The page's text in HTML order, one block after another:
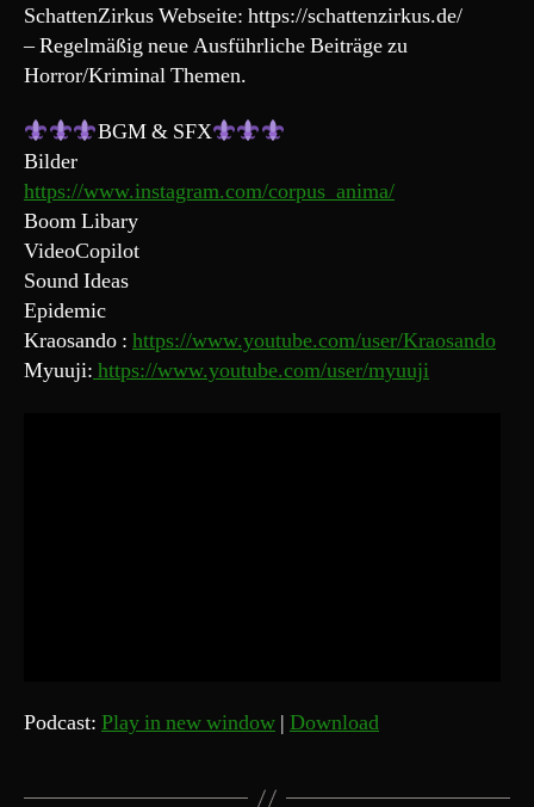
SchattenZirkus Webseite: https://schattenzirkus.de/
– Regelmäßig neue Ausführliche Beiträge zu
Horror/Kriminal Themen.
BGM & SFX
Bilder
https://www.instagram.com/corpus_anima/
Boom Libary
VideoCopilot
Sound Ideas
Epidemic
Kraosando : https://www.youtube.com/user/Kraosando
Myuuji: https://www.youtube.com/user/myuuji
Podcast: Play in new window | Download